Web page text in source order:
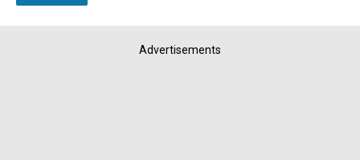
Advertisements